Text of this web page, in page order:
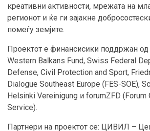
креативни активности, мрежата на
регионот и ќе ги зајакне
помеѓу земјите.
Проектот е финансисики поддржан од
Western Balkans Fund, Swiss Federal
Defense, Civil Protection and Sport,
Dialogue Southeast Europe (FES-SOE),
Helsinki Vereinigung и forumZFD (Forum
Service).
Партнери на проектот се: ЦИВИЛ –